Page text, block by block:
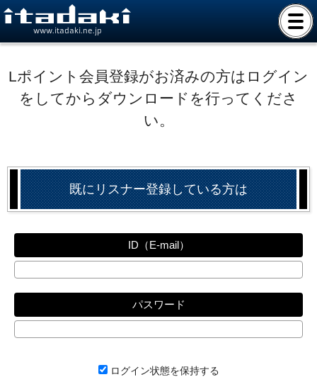
www.itadaki.ne.jp
Lポイント会員登録がお済みの方はログイン
をしてからダウンロードを行ってくださ
い。
既にリスナー登録している方は
ID（E-mail）
パスワード
ログイン状態を保持する